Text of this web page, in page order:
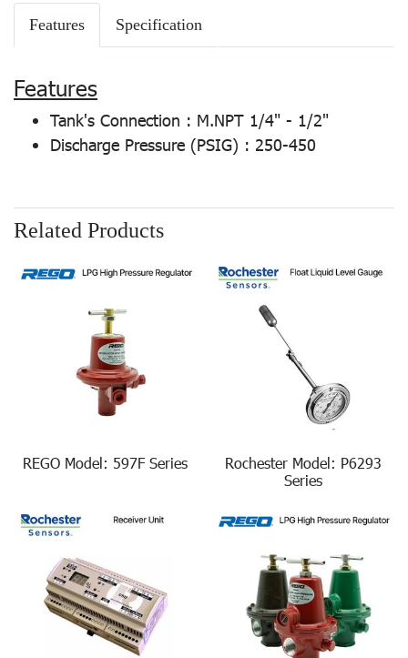
Features Specification
Features
Tank's Connection : M.NPT 1/4" - 1/2"
Discharge Pressure (PSIG) : 250-450
Related Products
REGO Model: 597F Series
Rochester Model: P6293
Series